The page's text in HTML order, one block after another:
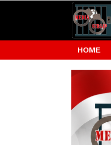
HOME